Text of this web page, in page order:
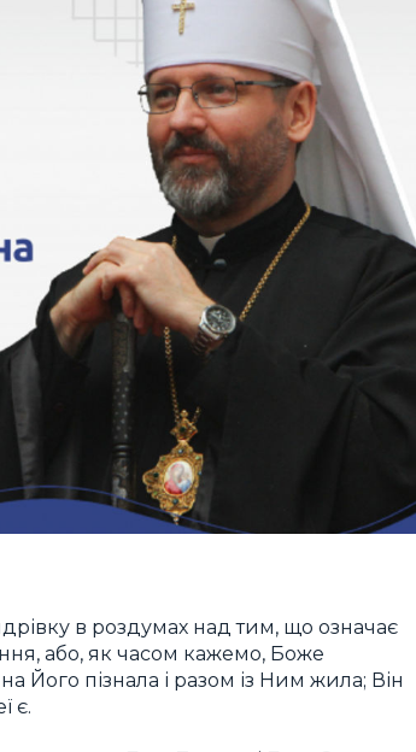
в роздумах над тим, що означає
або, як часом кажемо, Боже
Його пізнала і разом із Ним жила; Він
є.